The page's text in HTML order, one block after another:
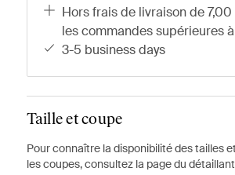
hors frais de livraison de 7,00 € (gratuit pour
les commandes supérieures
3-5 business days
Taille et coupe
Pour connaître la disponibilité des tailles
les coupes, consultez la page du